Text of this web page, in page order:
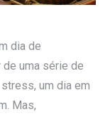
dia de
uma série de
um dia em
Mas,